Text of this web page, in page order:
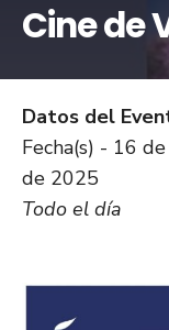
Cine de
Datos del
Fecha(s) - 16
de 2025
Todo el día